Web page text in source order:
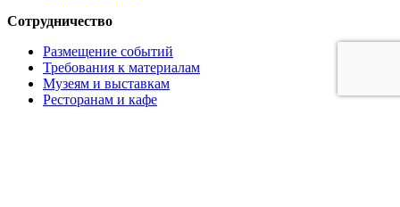
Сотрудничество
Размещение событий
Требования к материалам
Музеям и выставкам
Ресторанам и кафе